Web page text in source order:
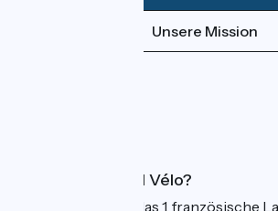
Unsere Mission
Was ist Accueil Vélo?
Accueil Vélo ist das 1. französische